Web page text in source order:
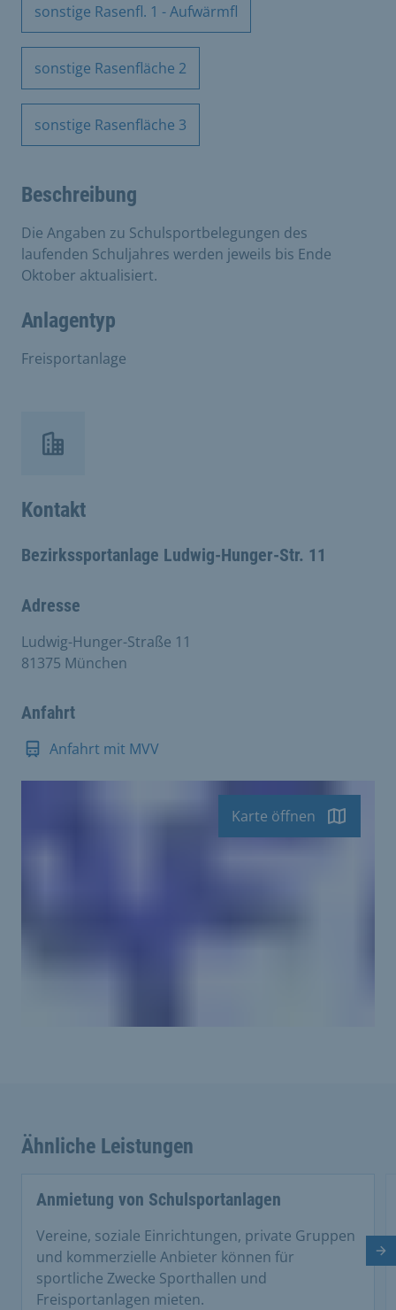
sonstige Rasenfl. 1 - Aufwärmfl
sonstige Rasenfläche 2
sonstige Rasenfläche 3
Beschreibung
Die Angaben zu Schulsportbelegungen des
laufenden Schuljahres werden jeweils bis Ende
Oktober aktualisiert.
Anlagentyp
Freisportanlage
Kontakt
Bezirkssportanlage Ludwig-Hunger-Str. 11
Adresse
Ludwig-Hunger-Straße 11
81375 München
Anfahrt
Anfahrt mit MVV
Karte öffnen
Ähnliche Leistungen
Anmietung von Schulsportanlagen
Vereine, soziale Einrichtungen, private Gruppen
und kommerzielle Anbieter können für
sportliche Zwecke Sporthallen und
Freisportanlagen mieten.